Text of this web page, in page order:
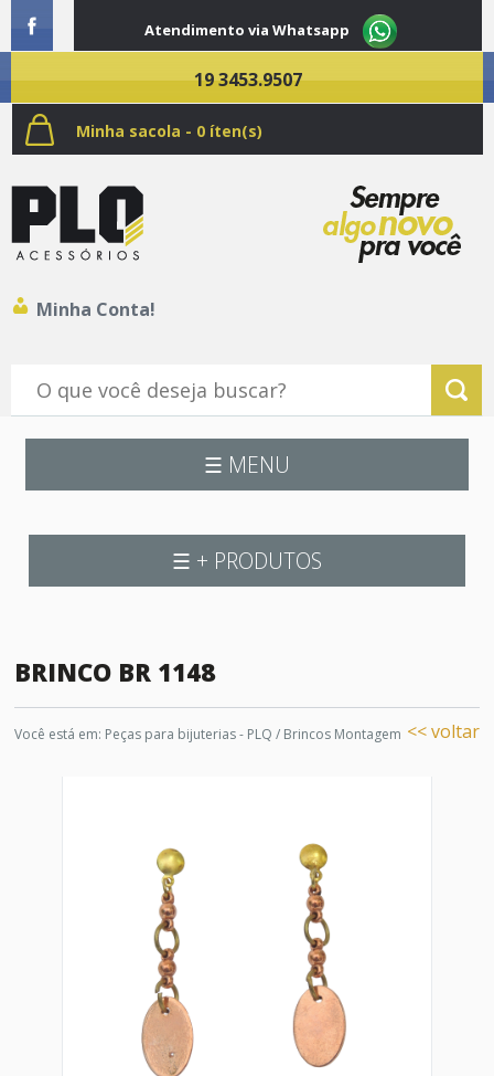
Atendimento via Whatsapp
19 3453.9507
Minha sacola - 0 íten(s)
Minha Conta!
☰ MENU
☰ + PRODUTOS
BRINCO BR 1148
Você está em: Peças para bijuterias - PLQ / Brincos Montagem << voltar